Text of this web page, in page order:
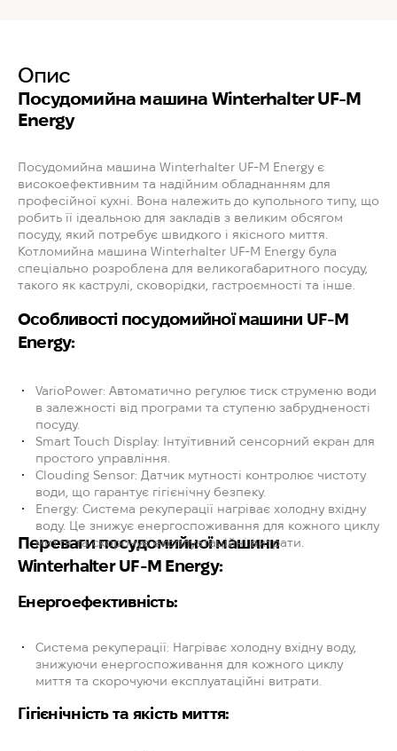
Опис
Посудомийна машина Winterhalter UF-M
Energy
Посудомийна машина Winterhalter UF-M Energy є
високоефективним та надійним обладнанням для
професійної кухні. Вона належить до купольного типу, що
робить її ідеальною для закладів з великим обсягом
посуду, який потребує швидкого і якісного миття.
Котломийна машина Winterhalter UF-M Energy була
спеціально розроблена для великогабаритного посуду,
такого як каструлі, сковорідки, гастроємності та інше.
Особливості посудомийної машини UF-M
Energy:
VarioPower: Автоматично регулює тиск струменю води
в залежності від програми та ступеню забрудненості
посуду.
Smart Touch Display: Інтуїтивний сенсорний екран для
простого управління.
Clouding Sensor: Датчик мутності контролює чистоту
води, що гарантує гігієнічну безпеку.
Energy: Система рекуперації нагріває холодну вхідну
воду. Це знижує енергоспоживання для кожного циклу
миття та скорочує експлуатаційні витрати.
Переваги посудомийної машини
Winterhalter UF-M Energy:
Енергоефективність:
Система рекуперації: Нагріває холодну вхідну воду,
знижуючи енергоспоживання для кожного циклу
миття та скорочуючи експлуатаційні витрати.
Гігієнічність та якість миття: